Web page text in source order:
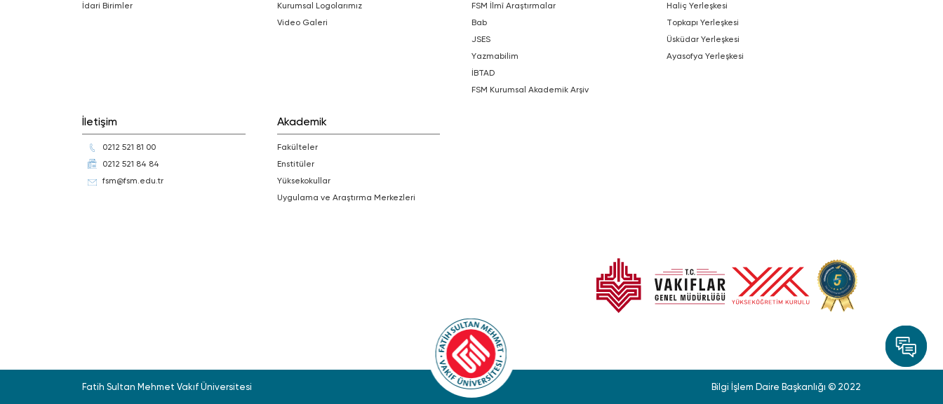
İdari Birimler
Kurumsal Logolarımız
Video Galeri
FSM İlmî Araştırmalar
bab
JSES
Yazmabilim
İBTAD
FSM Kurumsal Akademik Arşiv
Haliç Yerleşkesi
Topkapı Yerleşkesi
Üsküdar Yerleşkesi
Ayasofya Yerleşkesi
İletişim
0212 521 81 00
0212 521 84 84
fsm@fsm.edu.tr
Akademik
Fakülteler
Enstitüler
Yüksekokullar
Uygulama ve Araştırma Merkezleri
Fatih Sultan Mehmet Vakıf Üniversitesi Bilgi İşlem Daire Başkanlığı © 2022